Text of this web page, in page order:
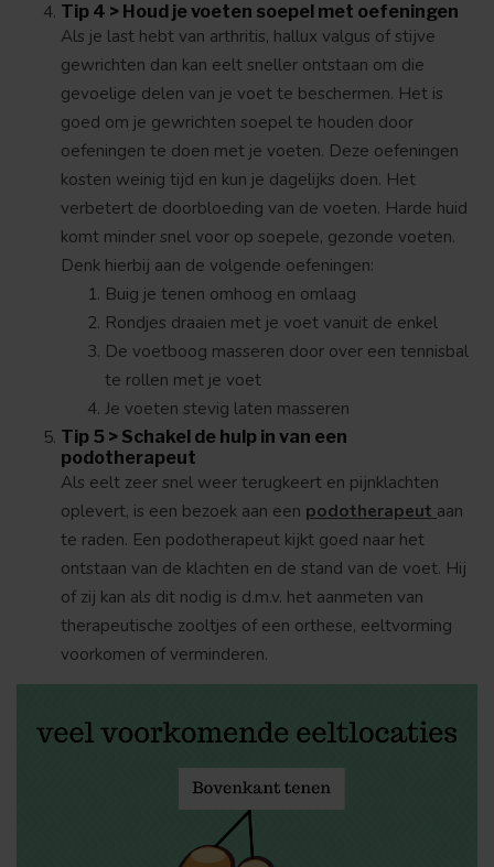
Tip 4 > Houd je voeten soepel met oefeningen
Als je last hebt van arthritis, hallux valgus of stijve
gewrichten dan kan eelt sneller ontstaan om die
gevoelige delen van je voet te beschermen. Het is
goed om je gewrichten soepel te houden door
oefeningen te doen met je voeten. Deze oefeningen
kosten weinig tijd en kun je dagelijks doen. Het
verbetert de doorbloeding van de voeten. Harde huid
komt minder snel voor op soepele, gezonde voeten.
Denk hierbij aan de volgende oefeningen:
Buig je tenen omhoog en omlaag
Rondjes draaien met je voet vanuit de enkel
De voetboog masseren door over een tennisbal
te rollen met je voet
Je voeten stevig laten masseren
Tip 5 > Schakel de hulp in van een
podotherapeut
Als eelt zeer snel weer terugkeert en pijnklachten
oplevert, is een bezoek aan een podotherapeut aan
te raden. Een podotherapeut kijkt goed naar het
ontstaan van de klachten en de stand van de voet. Hij
of zij kan als dit nodig is d.m.v. het aanmeten van
therapeutische zooltjes of een orthese, eeltvorming
voorkomen of verminderen.